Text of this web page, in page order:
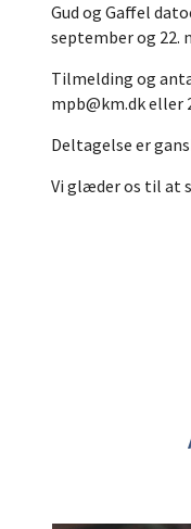
Gud og Gaffel
september og 22.
Tilmelding og
mpb@km.dk eller
Deltagelse er
Vi glæder os til at